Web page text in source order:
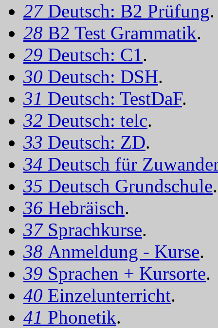
27 Deutsch: B2 Prüfung.
28 B2 Test Grammatik.
29 Deutsch: C1.
30 Deutsch: DSH.
31 Deutsch: TestDaF.
32 Deutsch: telc.
33 Deutsch: ZD.
34 Deutsch für
35 Deutsch Grundschule.
36 Hebräisch.
37 Sprachkurse.
38 Anmeldung - Kurse.
39 Sprachen + Kursorte.
40 Einzelunterricht.
41 Phonetik.